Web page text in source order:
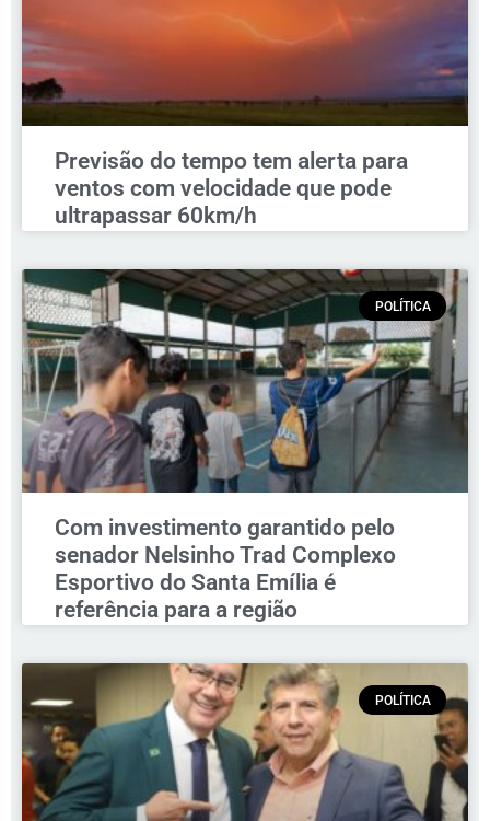
Previsão do tempo tem alerta para
ventos com velocidade que pode
ultrapassar 60km/h
POLÍTICA
Com investimento garantido pelo
senador Nelsinho Trad Complexo
Esportivo do Santa Emília é
referência para a região
POLÍTICA